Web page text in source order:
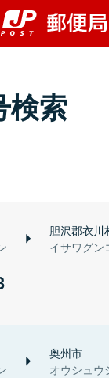
検索
胆沢郡衣川
イサワグン
奥州市
オウシュウ